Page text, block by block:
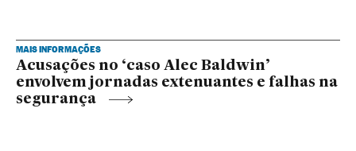
MAIS INFORMAÇÕES
Acusações no ‘caso Alec Baldwin’
envolvem jornadas extenuantes e falhas na
segurança